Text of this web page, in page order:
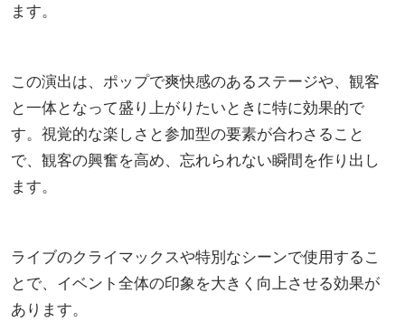
ます。
この演出は、ポップで爽快感のあるステージや、観客
と一体となって盛り上がりたいときに特に効果的で
す。視覚的な楽しさと参加型の要素が合わさること
で、観客の興奮を高め、忘れられない瞬間を作り出し
ます。
ライブのクライマックスや特別なシーンで使用するこ
とで、イベント全体の印象を大きく向上させる効果が
あります。